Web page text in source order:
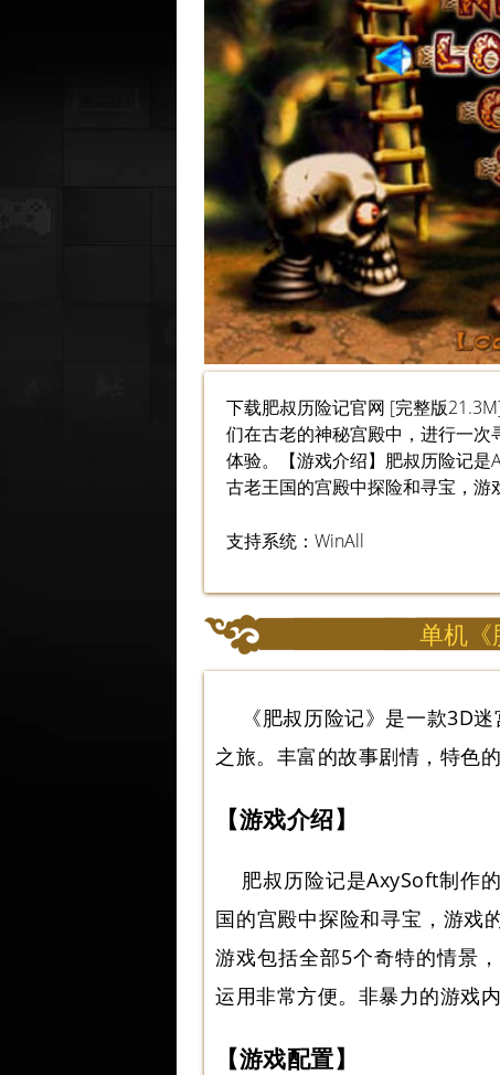
下载肥叔历险记官网 [完整版
们在古老的神秘宫殿中，进行一
体验。【游戏介绍】肥叔历险记
古老王国的宫殿中探险和寻宝，游
支持系统：WinAll
单机《
《肥叔历险记》是一款3D
之旅。丰富的故事剧情，特色
【游戏介绍】
肥叔历险记是AxySoft制作
国的宫殿中探险和寻宝，游戏
游戏包括全部5个奇特的情景
运用非常方便。非暴力的游戏
【游戏配置】